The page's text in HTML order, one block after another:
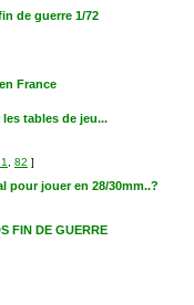
de guerre 1/72
France
tables de jeu...
82 ]
pour jouer en 28/30mm..?
FIN DE GUERRE